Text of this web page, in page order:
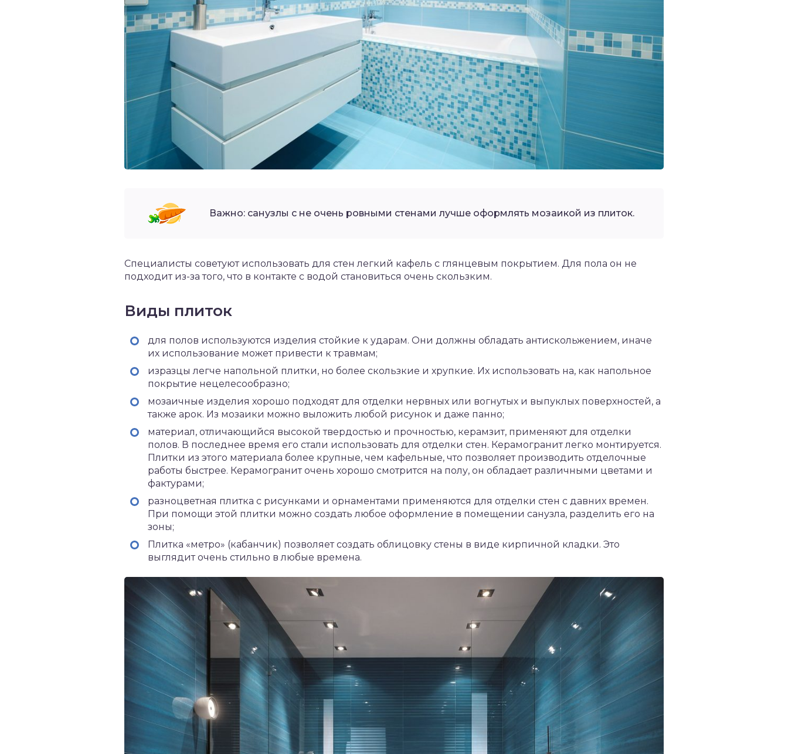
Важно: санузлы с не очень ровными стенами лучше оформлять мозаикой из плиток.
Специалисты советуют использовать для стен легкий кафель с глянцевым покрытием. Для пола он не
подходит из-за того, что в контакте с водой становиться очень скользким.
Виды плиток
для полов используются изделия стойкие к ударам. Они должны обладать антискольжением, иначе
их использование может привести к травмам;
изразцы легче напольной плитки, но более скользкие и хрупкие. Их использовать на, как напольное
покрытие нецелесообразно;
мозаичные изделия хорошо подходят для отделки нервных или вогнутых и выпуклых поверхностей, а
также арок. Из мозаики можно выложить любой рисунок и даже панно;
материал, отличающийся высокой твердостью и прочностью, керамзит, применяют для отделки
полов. В последнее время его стали использовать для отделки стен. Керамогранит легко монтируется.
Плитки из этого материала более крупные, чем кафельные, что позволяет производить отделочные
работы быстрее. Керамогранит очень хорошо смотрится на полу, он обладает различными цветами и
фактурами;
разноцветная плитка с рисунками и орнаментами применяются для отделки стен с давних времен.
При помощи этой плитки можно создать любое оформление в помещении санузла, разделить его на
зоны;
Плитка «метро» (кабанчик) позволяет создать облицовку стены в виде кирпичной кладки. Это
выглядит очень стильно в любые времена.